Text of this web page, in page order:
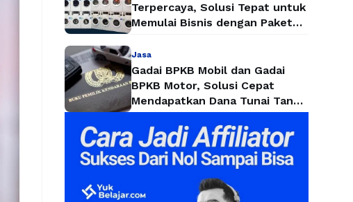
Terpercaya, Solusi Tepat untuk
Memulai Bisnis dengan Paket
Jasa
Gadai BPKB Mobil dan Gadai
BPKB Motor, Solusi Cepat
Mendapatkan Dana Tunai Tanpa
Kehilangan Kendaraan